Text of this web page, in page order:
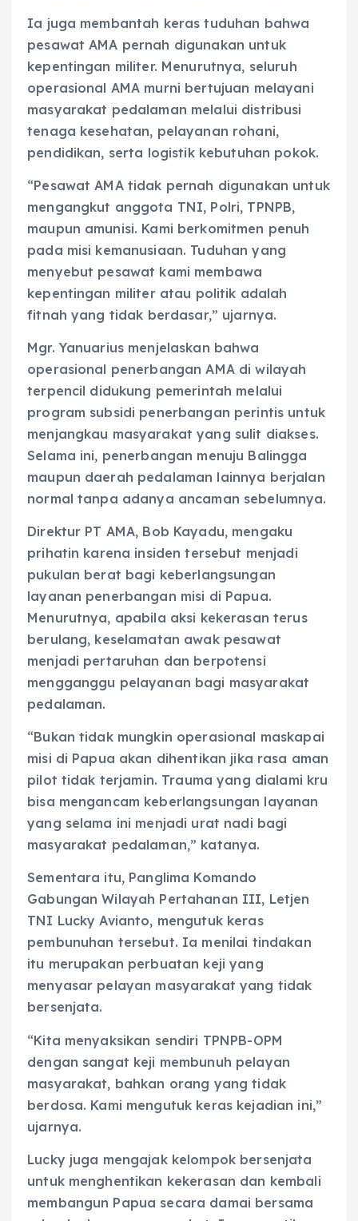
Ia juga membantah keras tuduhan bahwa
pesawat AMA pernah digunakan untuk
kepentingan militer. Menurutnya, seluruh
operasional AMA murni bertujuan melayani
masyarakat pedalaman melalui distribusi
tenaga kesehatan, pelayanan rohani,
pendidikan, serta logistik kebutuhan pokok.
“Pesawat AMA tidak pernah digunakan untuk
mengangkut anggota TNI, Polri, TPNPB,
maupun amunisi. Kami berkomitmen penuh
pada misi kemanusiaan. Tuduhan yang
menyebut pesawat kami membawa
kepentingan militer atau politik adalah
fitnah yang tidak berdasar,” ujarnya.
Mgr. Yanuarius menjelaskan bahwa
operasional penerbangan AMA di wilayah
terpencil didukung pemerintah melalui
program subsidi penerbangan perintis untuk
menjangkau masyarakat yang sulit diakses.
Selama ini, penerbangan menuju Balingga
maupun daerah pedalaman lainnya berjalan
normal tanpa adanya ancaman sebelumnya.
Direktur PT AMA, Bob Kayadu, mengaku
prihatin karena insiden tersebut menjadi
pukulan berat bagi keberlangsungan
layanan penerbangan misi di Papua.
Menurutnya, apabila aksi kekerasan terus
berulang, keselamatan awak pesawat
menjadi pertaruhan dan berpotensi
mengganggu pelayanan bagi masyarakat
pedalaman.
“Bukan tidak mungkin operasional maskapai
misi di Papua akan dihentikan jika rasa aman
pilot tidak terjamin. Trauma yang dialami kru
bisa mengancam keberlangsungan layanan
yang selama ini menjadi urat nadi bagi
masyarakat pedalaman,” katanya.
Sementara itu, Panglima Komando
Gabungan Wilayah Pertahanan III, Letjen
TNI Lucky Avianto, mengutuk keras
pembunuhan tersebut. Ia menilai tindakan
itu merupakan perbuatan keji yang
menyasar pelayan masyarakat yang tidak
bersenjata.
“Kita menyaksikan sendiri TPNPB-OPM
dengan sangat keji membunuh pelayan
masyarakat, bahkan orang yang tidak
berdosa. Kami mengutuk keras kejadian ini,”
ujarnya.
Lucky juga mengajak kelompok bersenjata
untuk menghentikan kekerasan dan kembali
membangun Papua secara damai bersama